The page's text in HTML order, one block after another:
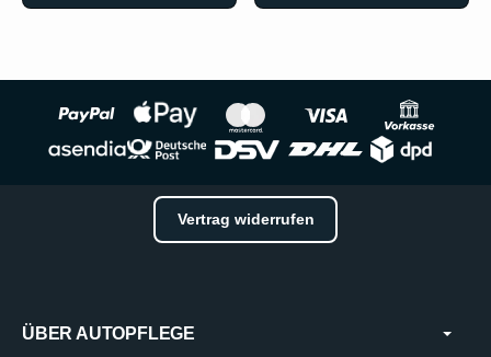
Vertrag widerrufen
ÜBER AUTOPFLEGE